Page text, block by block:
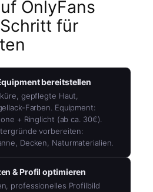
OnlyFans
für
bereitstellen
gepflegte Haut,
Farben. Equipment:
+ Ringlicht (ab ca. 30€).
vorbereiten:
Decken, Naturmaterialien.
& Profil optimieren
professionelles Profilbild